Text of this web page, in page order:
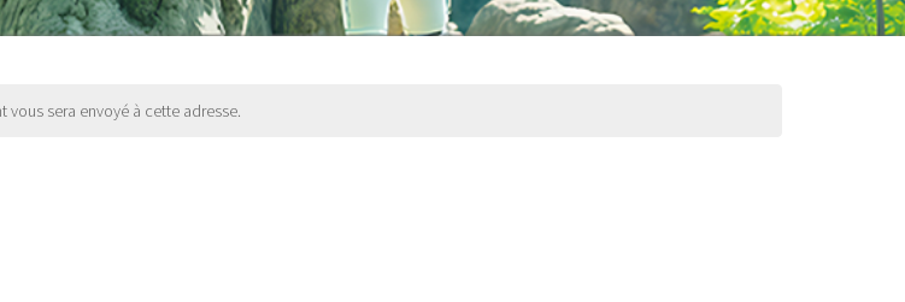
sera envoyé à cette adresse.